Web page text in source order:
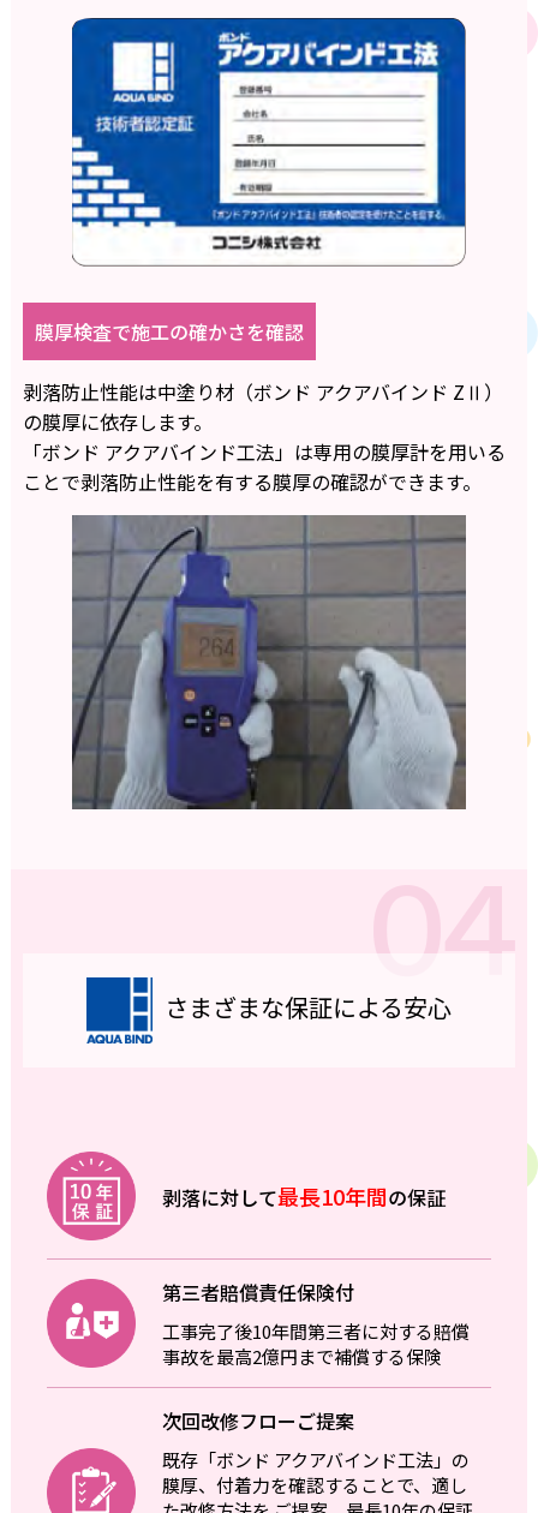
膜厚検査で施工の確かさを確認
剥落防止性能は中塗り材（ボンド アクアバインド ZⅡ）
の膜厚に依存します。
「ボンド アクアバインド工法」は専用の膜厚計を用いる
ことで剥落防止性能を有する膜厚の確認ができます。
さまざまな保証による安心
剥落に対して最長10年間の保証
第三者賠償責任保険付
工事完了後10年間第三者に対する賠償
事故を最高2億円まで補償する保険
次回改修フローご提案
既存「ボンド アクアバインド工法」の
膜厚、付着力を確認することで、適し